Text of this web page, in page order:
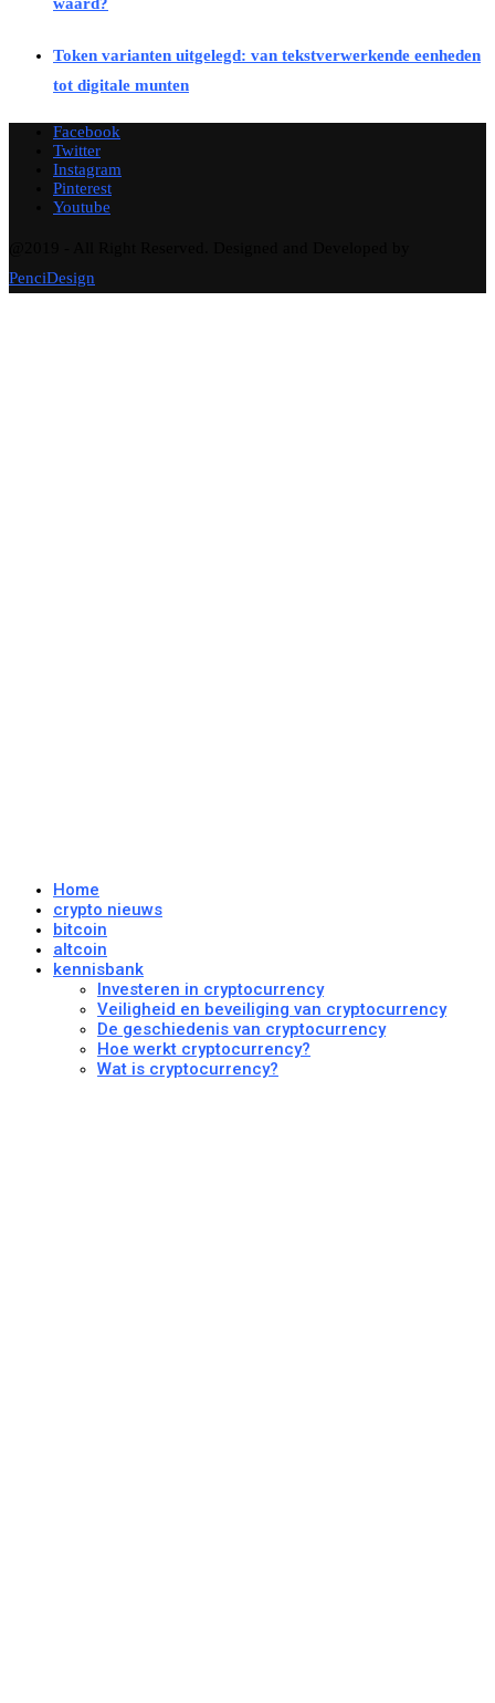
Token varianten uitgelegd: van tekstverwerkende eenheden
tot digitale munten
Facebook
Twitter
Instagram
Pinterest
Youtube
PenciDesign
Home
crypto nieuws
bitcoin
altcoin
kennisbank
Investeren in cryptocurrency
Veiligheid en beveiliging van cryptocurrency
De geschiedenis van cryptocurrency
Hoe werkt cryptocurrency?
Wat is cryptocurrency?